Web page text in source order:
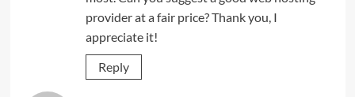
provider at a fair price? Thank you, I
appreciate it!
Reply